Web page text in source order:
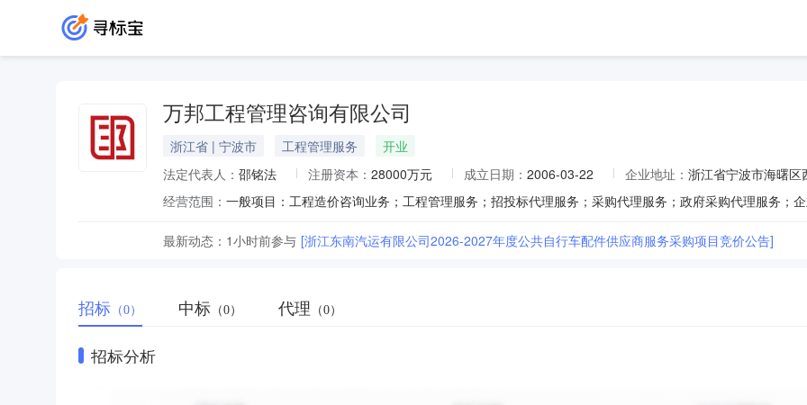
万邦工程管理咨询有限公司
浙江省 | 宁波市 工程管理服务
开业
法定代表人： 邵铭法 注册资本： 28000万元 成立日期： 2006-03-22 企业地址： 浙江省宁波市海曙
经营范围：
最新动态： 1小时前参与 [浙江东南汽运有限公司2026-2027年度公共自行车配件供应商服务采购项目竞价公告]
招标 （0） 中标 （0） 代理 （0）
招标分析